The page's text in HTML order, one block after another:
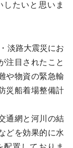
たいと思いま
淡路大震災にお
注目されたこと
や物資の緊急輸
災船着場整備計
通網と河川の結
どを効果的に水